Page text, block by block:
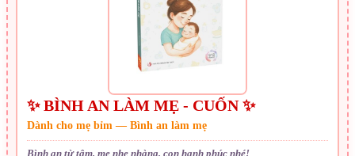
✨ BÌNH AN LÀM MẸ - CUỐN ✨
Dành cho mẹ bỉm — Bình an làm mẹ
Bình an từ tâm, mẹ nhẹ nhàng, con hạnh phúc nhé!